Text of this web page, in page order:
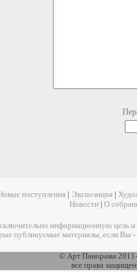
Новые поступления Экспозиция
Новости| О
информационную цель
публикуемые материалы, если Вы
© Арт Панорама
все права